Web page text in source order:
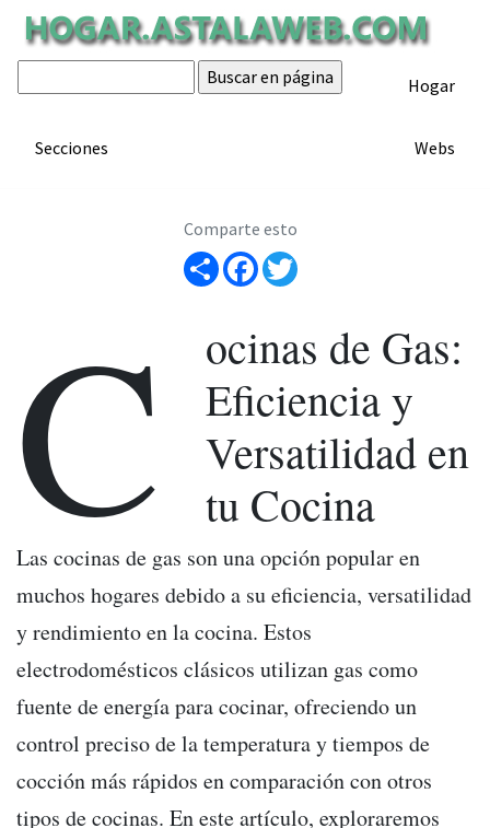
Hogar
Secciones Webs
ARTÍCULO Cocinas de gas
Artículo de hogar.astalaweb.com
Comparte esto
Share Facebook
C
ocinas de Gas:
Eficiencia y
Versatilidad en
tu Cocina
Las cocinas de gas son una opción popular en
muchos hogares debido a su eficiencia, versatilidad
y rendimiento en la cocina. Estos
electrodomésticos clásicos utilizan gas como
fuente de energía para cocinar, ofreciendo un
control preciso de la temperatura y tiempos de
cocción más rápidos en comparación con otros
tipos de cocinas. En este artículo, exploraremos